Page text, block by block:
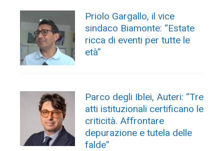
Priolo Gargallo, il vice
sindaco Biamonte: “Estate
ricca di eventi per tutte le
età”
Parco degli Iblei, Auteri: “Tre
atti istituzionali certificano le
criticità. Affrontare
depurazione e tutela delle
falde”